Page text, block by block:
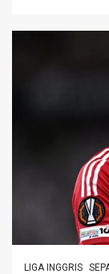
LIGA INGGRIS